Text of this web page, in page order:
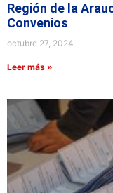
Región de la
Convenios
octubre 27, 2024
Leer más »